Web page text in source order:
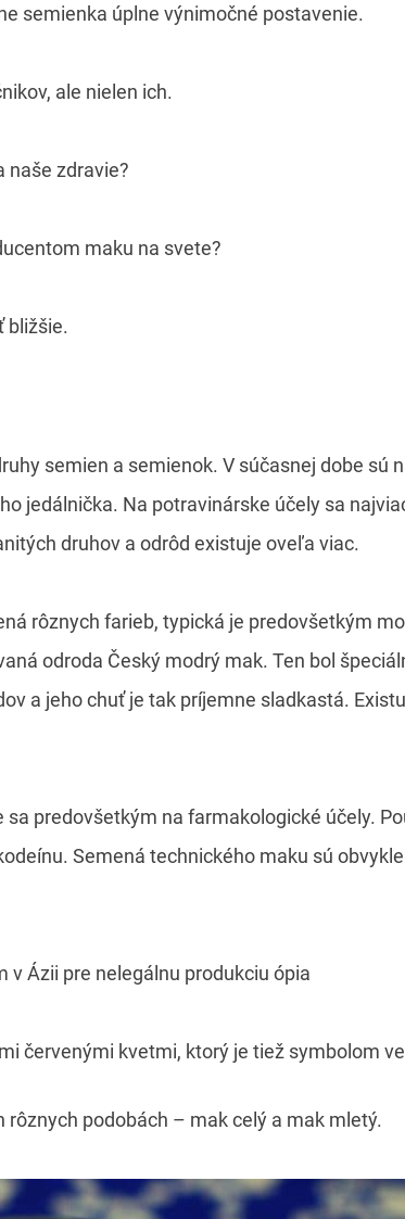
semienka úplne výnimočné postavenie.
ale nielen ich.
naše zdravie?
maku na svete?
bližšie.
semien a semienok. V súčasnej dobe sú
jedálnička. Na potravinárske účely sa
druhov a odrôd existuje oveľa viac.
rôznych farieb, typická je predovšetkým
odroda Český modrý mak. Ten bol
a jeho chuť je tak príjemne sladkastá.
sa predovšetkým na farmakologické účely.
Semená technického maku sú
v Ázii pre nelegálnu produkciu ópia
červenými kvetmi, ktorý je tiež symbolom
podobách – mak celý a mak mletý.